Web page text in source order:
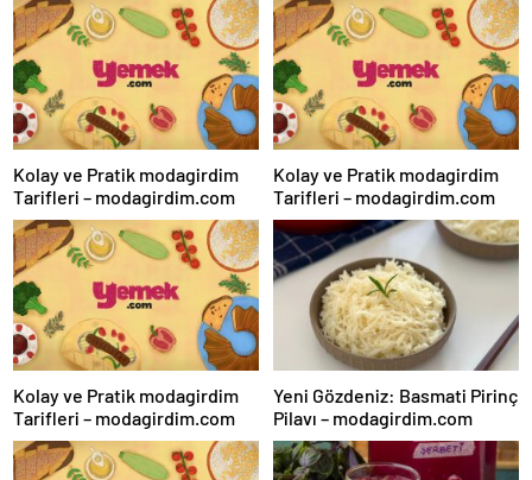
Kolay ve Pratik modagirdim
Tarifleri – modagirdim.com
Kolay ve Pratik modagirdim
Tarifleri – modagirdim.com
Kolay ve Pratik modagirdim
Tarifleri – modagirdim.com
Yeni Gözdeniz: Basmati Pirinç
Pilavı – modagirdim.com